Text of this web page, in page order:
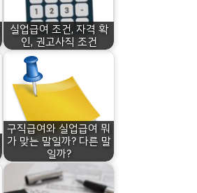
실업급여 조건, 자격 확
인, 권고사직 조건
구직급여와 실업급여 뭐
가 맞는 말일까? 다른 말
일까?